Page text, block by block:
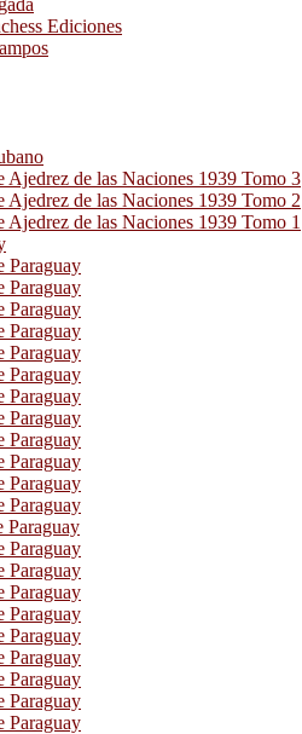
Ediciones
Ajedrez de las Naciones 1939 Tomo 3
Ajedrez de las Naciones 1939 Tomo 2
Ajedrez de las Naciones 1939 Tomo 1
Paraguay
Paraguay
Paraguay
Paraguay
Paraguay
Paraguay
Paraguay
Paraguay
Paraguay
Paraguay
Paraguay
Paraguay
Paraguay
Paraguay
Paraguay
Paraguay
Paraguay
Paraguay
Paraguay
Paraguay
Paraguay
Paraguay